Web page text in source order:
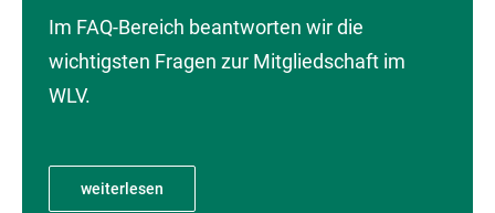
Im FAQ-Bereich beantworten wir die
wichtigsten Fragen zur Mitgliedschaft im
WLV.
weiterlesen